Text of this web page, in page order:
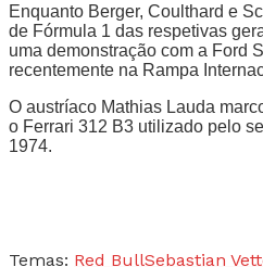
Enquanto Berger, Coulthard e
de Fórmula 1 das respetivas
uma demonstração com a Ford
recentemente na Rampa
O austríaco Mathias Lauda
o Ferrari 312 B3 utilizado pelo
1974.
Temas: Red BullSebastian